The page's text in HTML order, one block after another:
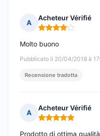
A
Acheteur Vérifié
Nota: 4 su 5
Pubblicato il 20/04/2018 à
Molto buono
Recensione tradotta
A
Acheteur Vérifié
Nota: 5 su 5
Prodotto di ottima